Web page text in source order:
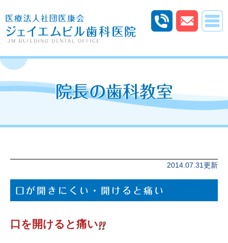
院長の歯科教室
2014.07.31更新
口が開きにくい・開けると痛い
口を開けると痛い